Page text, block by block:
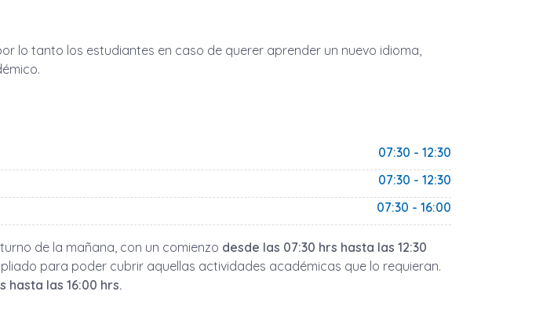
lo tanto los estudiantes en caso de querer aprender un nuevo idioma,
07:30 - 12:30
07:30 - 12:30
07:30 - 16:00
de la mañana, con un comienzo desde las 07:30 hrs hasta las 12:30
para poder cubrir aquellas actividades académicas que lo requieran.
hasta las 16:00 hrs.